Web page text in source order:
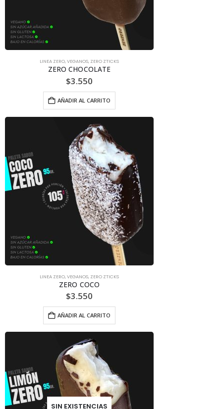
LINEA ZERO,VEGANOS, ZERO ZTICKS
ZERO CHOCOLATE
$3.550
AÑADIR AL CARRITO
LINEA ZERO,VEGANOS, ZERO ZTICKS
ZERO COCO
$3.550
AÑADIR AL CARRITO
SIN EXISTENCIAS